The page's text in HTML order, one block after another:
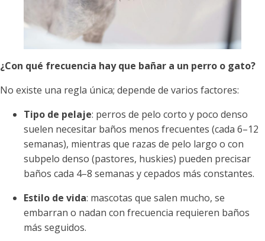
¿Con qué frecuencia hay que bañar a un perro o gato?
No existe una regla única; depende de varios factores:
Tipo de pelaje: perros de pelo corto y poco denso
suelen necesitar baños menos frecuentes (cada 6–12
semanas), mientras que razas de pelo largo o con
subpelo denso (pastores, huskies) pueden precisar
baños cada 4–8 semanas y cepados más constantes.
Estilo de vida: mascotas que salen mucho, se
embarran o nadan con frecuencia requieren baños
más seguidos.